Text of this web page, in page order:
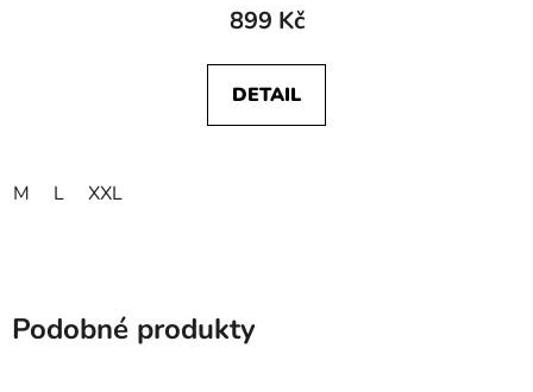
899 Kč
DETAIL
M L XXL
Podobné produkty